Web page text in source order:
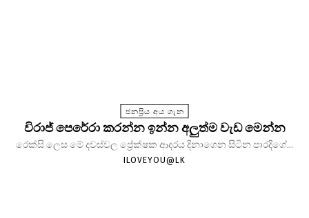
ජනප්‍රිය අය ගැන
විරාජ් පෙරේරා කරන්න ඉන්න අලුත්ම වැඩ මෙන්න
රෙක්සි ලෙස මේ දවස්වල ප්‍රේක්ෂක ආදරය දිනාගෙන සිටින පාරදිගේ...
ILOVEYOU@LK